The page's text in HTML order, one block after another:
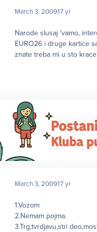
March 3, 200917 yr
Narode slusaj 'vamo,
EURO26 i druge kartice
znate treba mi u sto
March 3, 200917 yr
1.Vozom
2.Nemam pojma.
3.Trg,tvrdjavu,stri